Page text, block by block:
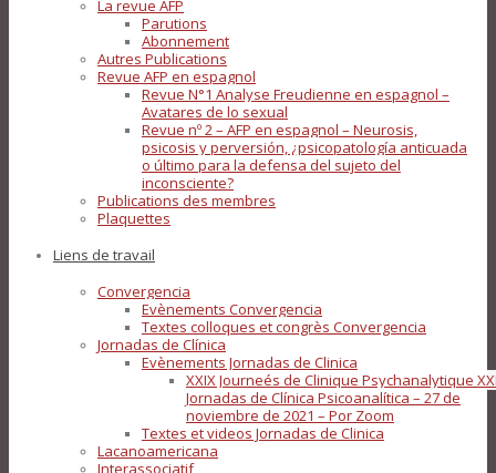
La revue AFP
Parutions
Abonnement
Autres Publications
Revue AFP en espagnol
Revue N°1 Analyse Freudienne en espagnol –
Avatares de lo sexual
Revue nº 2 – AFP en espagnol – Neurosis,
psicosis y perversión, ¿psicopatología anticuada
o último para la defensa del sujeto del
inconsciente?
Publications des membres
Plaquettes
Liens de travail
Convergencia
Evènements Convergencia
Textes colloques et congrès Convergencia
Jornadas de Clínica
Evènements Jornadas de Clinica
XXIX Journeés de Clinique Psychanalytique
Jornadas de Clínica Psicoanalítica – 27 de
noviembre de 2021 – Por Zoom
Textes et videos Jornadas de Clinica
Lacanoamericana
Interassociatif